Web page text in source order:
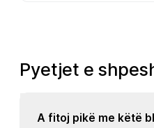
Pyetjet e
A fitoj pikë me këtë